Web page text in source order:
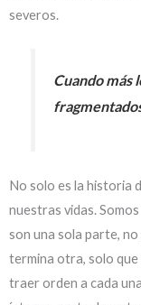
severos.
Cuando más
No solo es la historia
nuestras vidas.
son una sola parte,
termina otra, solo
traer orden a cada